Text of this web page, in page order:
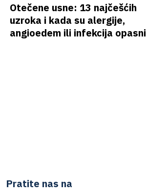
Otečene usne: 13 najčešćih
uzroka i kada su alergije,
angioedem ili infekcija opasni
Pratite nas na